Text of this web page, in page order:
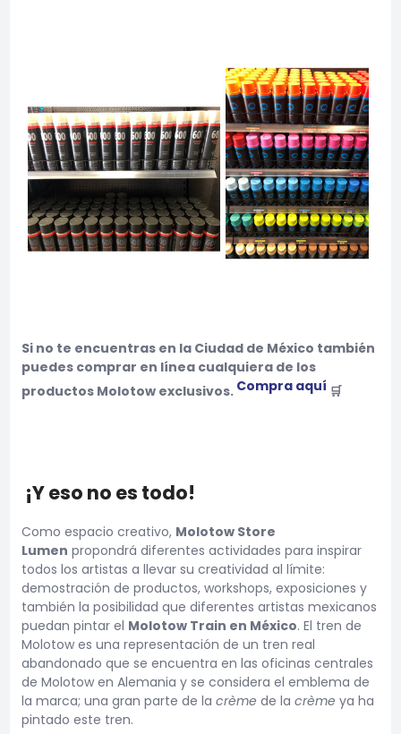
Si no te encuentras en la Ciudad de México también
puedes comprar en línea cualquiera de los
productos Molotow exclusivos. Compra aquí 🛒
¡Y eso no es todo!
Como espacio creativo, Molotow Store
Lumen propondrá diferentes actividades para inspirar
todos los artistas a llevar su creatividad al límite:
demostración de productos, workshops, exposiciones y
también la posibilidad que diferentes artistas mexicanos
puedan pintar el Molotow Train en México. El tren de
Molotow es una representación de un tren real
abandonado que se encuentra en las oficinas centrales
de Molotow en Alemania y se considera el emblema de
la marca; una gran parte de la crème de la crème ya ha
pintado este tren.